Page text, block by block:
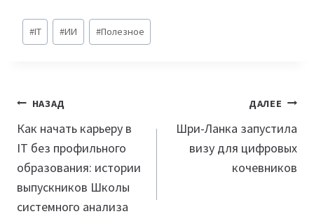
Метки
записи:
#IT #ИИ #Полезное
Навигация
по
записям
НАЗАД
Как начать карьеру в
IT без профильного
образования: истории
выпускников Школы
системного анализа
ДАЛЕЕ
Шри-Ланка запустила
визу для цифровых
кочевников